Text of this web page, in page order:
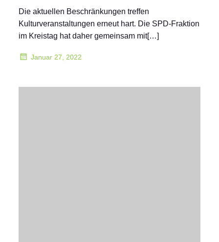
Die aktuellen Beschränkungen treffen
Kulturveranstaltungen erneut hart. Die SPD-Fraktion
im Kreistag hat daher gemeinsam mit[…]
Januar 27, 2022